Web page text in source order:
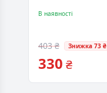
В наявності
403 ₴ Знижка 73 ₴
330 ₴